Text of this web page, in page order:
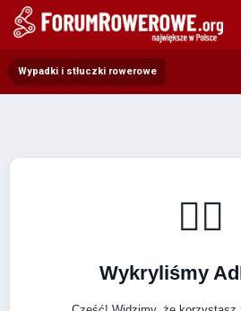
Wypadki i stłuczki rowerowe
🚴‍♂️
Wykryliśmy